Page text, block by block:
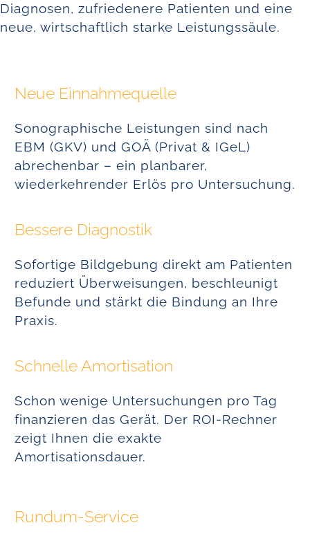
Diagnosen, zufriedenere Patienten und eine
neue, wirtschaftlich starke Leistungssäule.
Neue Einnahmequelle
Sonographische Leistungen sind nach
EBM (GKV) und GOÄ (Privat & IGeL)
abrechenbar – ein planbarer,
wiederkehrender Erlös pro Untersuchung.
Bessere Diagnostik
Sofortige Bildgebung direkt am Patienten
reduziert Überweisungen, beschleunigt
Befunde und stärkt die Bindung an Ihre
Praxis.
Schnelle Amortisation
Schon wenige Untersuchungen pro Tag
finanzieren das Gerät. Der ROI-Rechner
zeigt Ihnen die exakte
Amortisationsdauer.
Rundum-Service